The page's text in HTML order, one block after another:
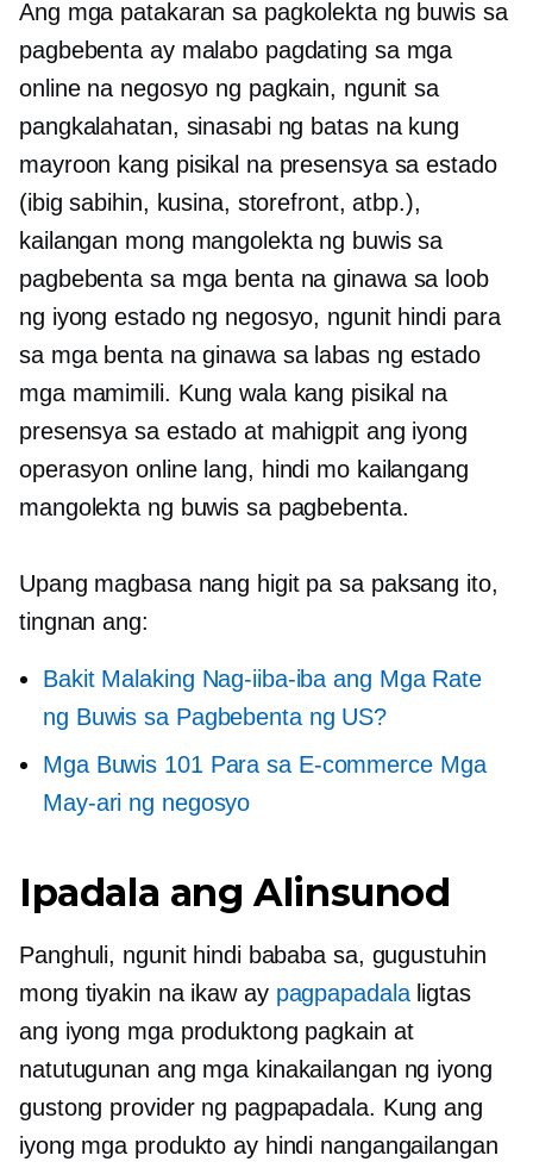
Ang mga patakaran sa pagkolekta ng buwis sa
pagbebenta ay malabo pagdating sa mga
online na negosyo ng pagkain, ngunit sa
pangkalahatan, sinasabi ng batas na kung
mayroon kang pisikal na presensya sa estado
(ibig sabihin, kusina, storefront, atbp.),
kailangan mong mangolekta ng buwis sa
pagbebenta sa mga benta na ginawa sa loob
ng iyong estado ng negosyo, ngunit hindi para
sa mga benta na ginawa sa labas ng estado
mga mamimili. Kung wala kang pisikal na
presensya sa estado at mahigpit ang iyong
operasyononline lang, hindi mo kailangang
mangolekta ng buwis sa pagbebenta.
Upang magbasa nang higit pa sa paksang ito,
tingnan ang:
Bakit Malaking Nag-iiba-iba ang Mga Rate
ng Buwis sa Pagbebenta ng US?
Mga Buwis 101 Para sa E-commerceMga
May-ari ng negosyo
Ipadala ang Alinsunod
Panghuli, ngunit hindi bababa sa, gugustuhin
mong tiyakin na ikaw ay pagpapadalaligtas
ang iyong mga produktong pagkain at
natutugunan ang mga kinakailangan ng iyong
gustong provider ng pagpapadala. Kung ang
iyong mga produkto ay hindi nangangailangan